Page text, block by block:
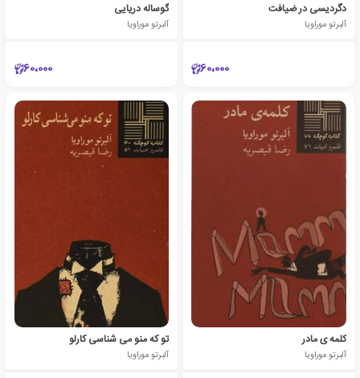
دگردیسی در ضیافت
آلبرتو موراویا
60،000
گوساله دریایی
آلبرتو موراویا
60،000
کلمه ی مادر
آلبرتو موراویا
تو که‎ منو می شناسی‎ کارلو
آلبرتو موراویا